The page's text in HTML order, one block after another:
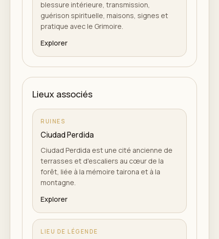
blessure intérieure, transmission,
guérison spirituelle, maisons, signes et
pratique avec le Grimoire.
Explorer
Lieux associés
RUINES
Ciudad Perdida
Ciudad Perdida est une cité ancienne de
terrasses et d'escaliers au cœur de la
forêt, liée à la mémoire tairona et à la
montagne.
Explorer
LIEU DE LÉGENDE